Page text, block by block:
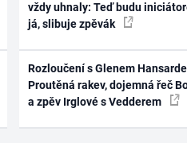
vždy uhnaly: Teď budu
já, slibuje zpěvák
Rozloučení s Glenem
Proutěná rakev, dojemná řeč
a zpěv Irglové s Vedderem